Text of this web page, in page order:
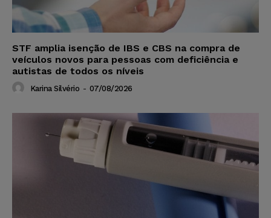
STF amplia isenção de IBS e CBS na compra de
veículos novos para pessoas com deficiência e
autistas de todos os níveis
Karina Silvério - 07/08/2026